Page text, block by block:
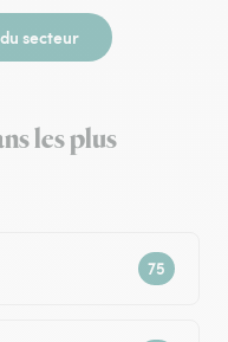
secteur
les plus